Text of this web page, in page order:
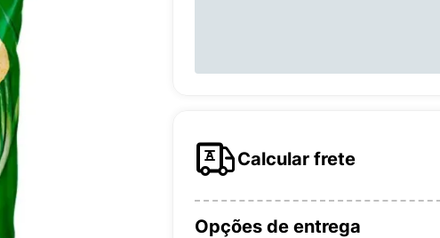
Calcular frete
Opções de entrega